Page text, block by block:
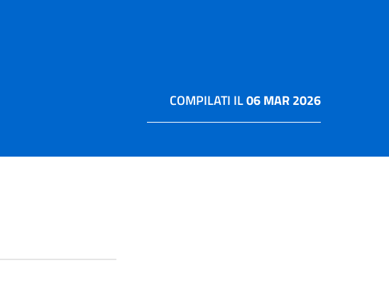
COMPILATI IL06 MAR 2026